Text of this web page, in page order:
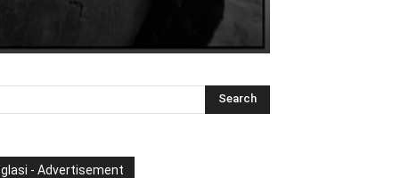
- Advertisement